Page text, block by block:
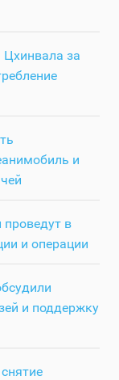
за
и
проведут в
и операции
и поддержку